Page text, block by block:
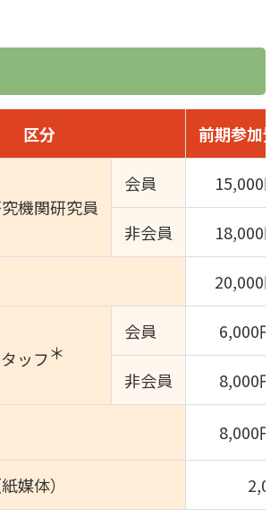
区分 前期参加
機関研究員
会員 15,000円
非会員 18,000円
20,000円
ッフ＊
会員 6,000円
非会員 8,000円
8,000円
媒体）